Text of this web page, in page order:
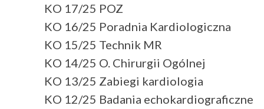
KO 17/25 POZ
KO 16/25 Poradnia Kardiologiczna
KO 15/25 Technik MR
KO 14/25 O. Chirurgii Ogólnej
KO 13/25 Zabiegi kardiologia
KO 12/25 Badania echokardiograficzne